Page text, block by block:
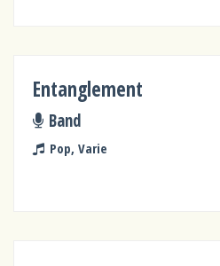
Entanglement
Band
Pop, Varie